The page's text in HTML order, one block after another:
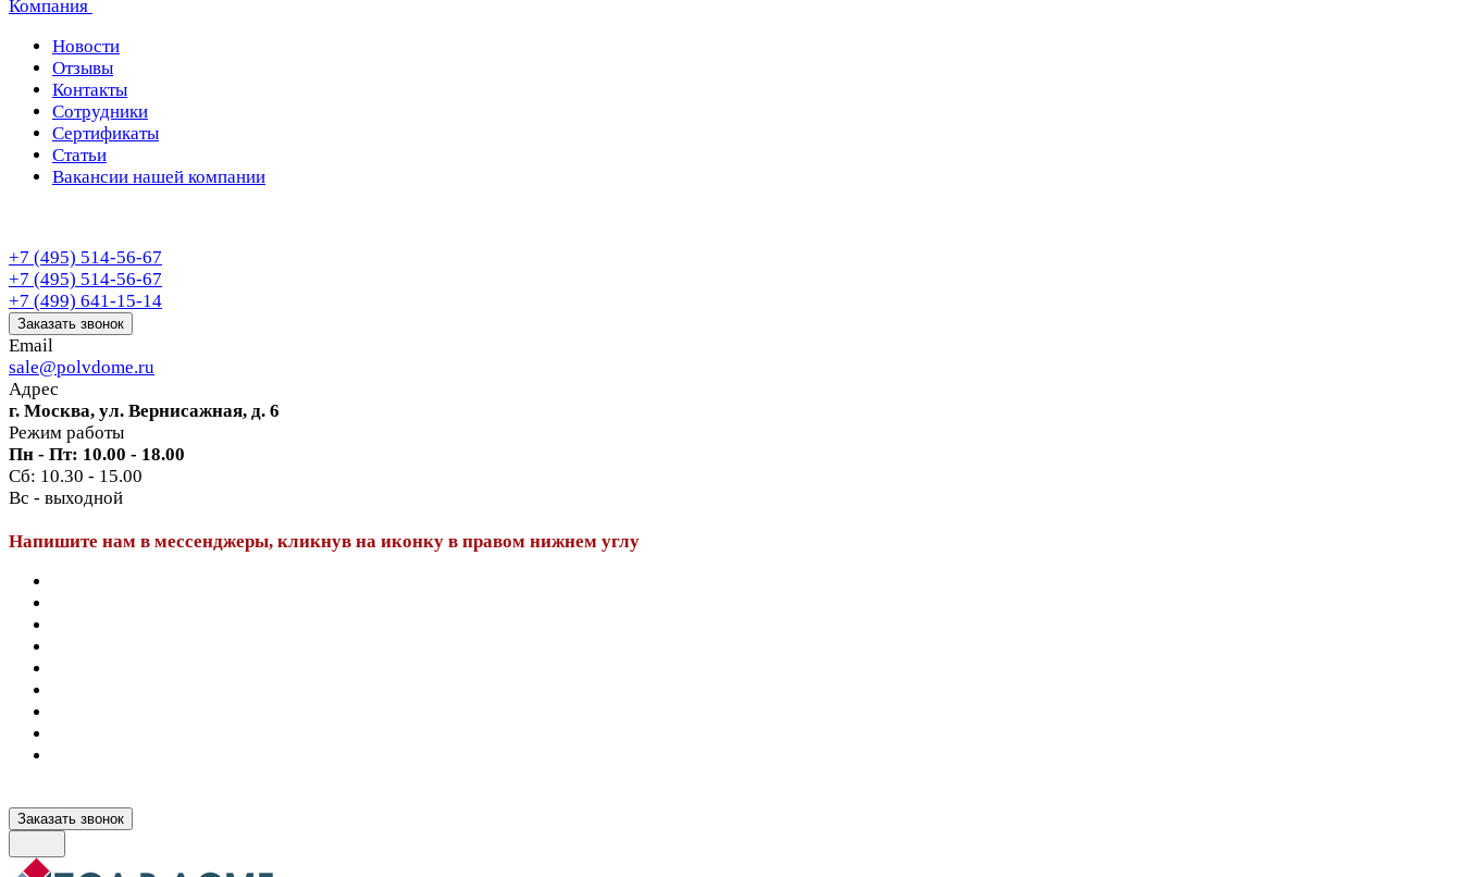
Компания
Новости
Отзывы
Контакты
Сотрудники
Сертификаты
Статьи
Вакансии нашей компании
+7 (495) 514-56-67
+7 (495) 514-56-67
+7 (499) 641-15-14
Заказать звонок
Email
sale@polvdome.ru
Адрес
г. Москва, ул. Вернисажная, д. 6
Режим работы
Пн - Пт: 10.00 - 18.00
Сб: 10.30 - 15.00
Вс - выходной
Напишите нам в мессенджеры, кликнув на иконку в правом нижнем углу
Заказать звонок